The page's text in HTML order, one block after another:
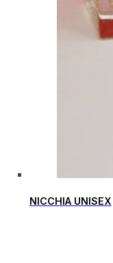
NICCHIA UNISEX